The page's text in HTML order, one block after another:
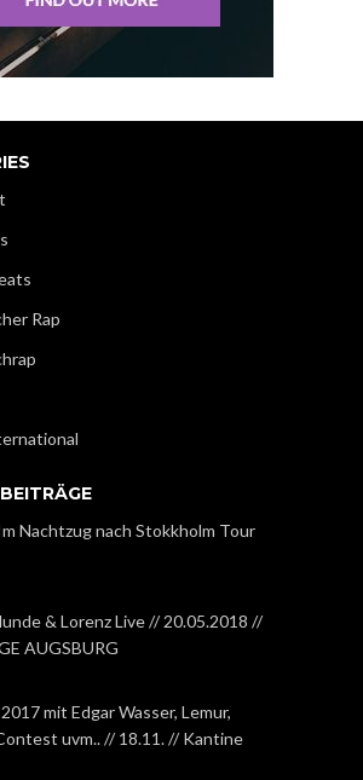
Rap
Nachtzug nach Stokkholm Tour
& Lorenz Live // 20.05.2018 //
AUGSBURG
mit Edgar Wasser, Lemur,
uvm.. // 18.11. // Kantine